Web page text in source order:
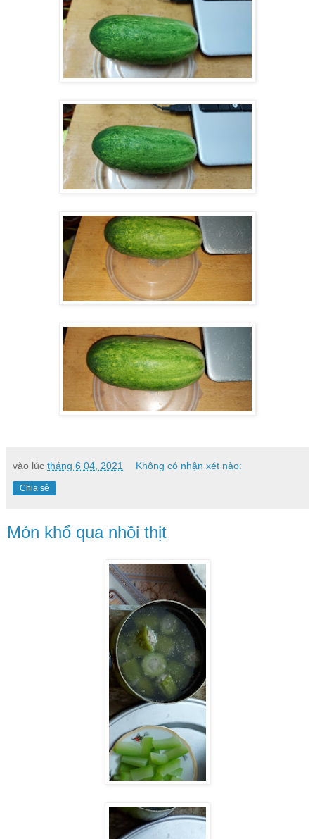
vào lúc tháng 6 04, 2021 Không có nhận xét nào:
Chia sẻ
Món khổ qua nhồi thịt